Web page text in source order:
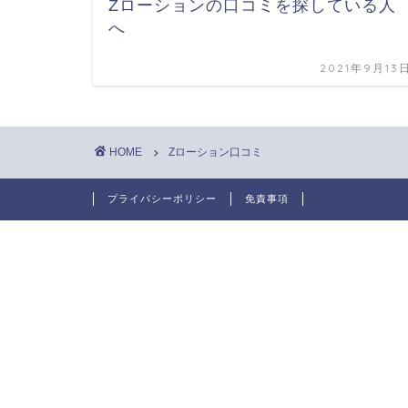
Zローションの口コミを探している人
へ
2021年9月13
HOME Zローション口コミ
プライバシーポリシー 免責事項